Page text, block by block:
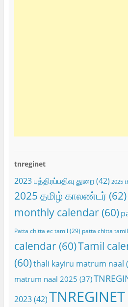
tnreginet
2023 பத்திரப்பதிவு துறை(42) 2025
2025 தமிழ் காலண்டர்(62)
monthly calendar(60)
Patta chitta ec tamil (29) patta chitta tamil
calendar(60)Tamil
(60)thali kayiru matrum naal
matrum naal 2025 (37)
2023(42)